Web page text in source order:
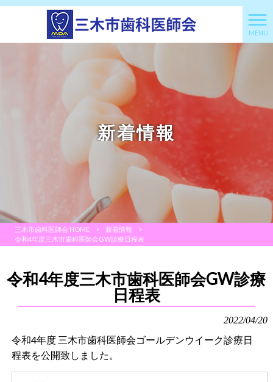
MENU
新着情報
三木市歯科医師会 HOME > 新着情報
>
令和4年度三木市歯科医師会GW診療日程表
令和4年度三木市歯科医師会GW診療
日程表
2022/04/20
令和4年度 三木市歯科医師会ゴールデンウイーク診療日
程表を公開致しました。